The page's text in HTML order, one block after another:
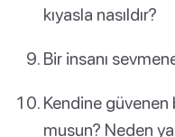
kıyasla nasıldır?
Bir insanı
Kendine
musun? Neden